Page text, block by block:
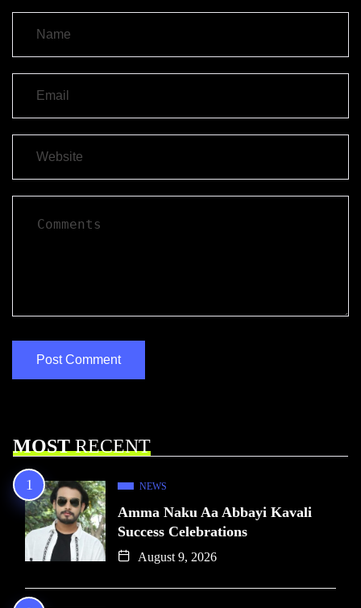
MOSTRECENT
NEWS
Amma Naku Aa Abbayi Kavali
Success Celebrations
August 9, 2026